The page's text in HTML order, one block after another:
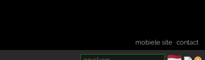
mobiele site ·contact